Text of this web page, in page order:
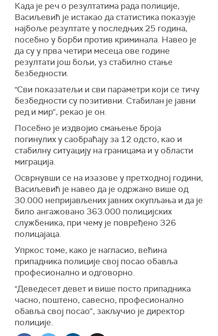
Када је реч о резултатима рада полиције,
Васиљевић је истакао да статистика показује
најбоље резултате у последњих 25 година,
посебно у борби против криминала. Навео је
да су у прва четири месеца ове године
резултати још бољи, уз стабилно стање
безбедности.
"Сви показатељи и сви параметри који се тичу
безбедности су позитивни. Стабилан је јавни
ред и мир“, рекао је он.
Посебно је издвојио смањење броја
погинулих у саобраћају за 12 одсто, као и
стабилну ситуацију на границама и у области
миграција.
Осврнувши се на изазове у претходној години,
Васиљевић је навео да је одржано више од
30.000 непријављених јавних окупљања и да је
било ангажовано 363.000 полицијских
службеника, при чему је повређено 326
полицајаца.
Упркос томе, како је нагласио, већина
припадника полиције свој посао обавља
професионално и одговорно.
"Деведесет девет и више посто припадника
часно, поштено, савесно, професионално
обавља свој посао“, закључио је директор
полиције.